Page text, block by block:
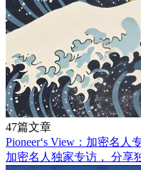
47篇文章
Pioneer‘s View：加密名人
加密名人独家专访， 分享